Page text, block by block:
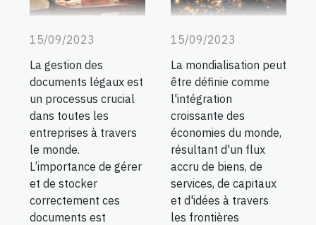
15/09/2023
La gestion des
documents légaux est
un processus crucial
dans toutes les
entreprises à travers
le monde.
L’importance de gérer
et de stocker
correctement ces
documents est
15/09/2023
La mondialisation peut
être définie comme
l'intégration
croissante des
économies du monde,
résultant d'un flux
accru de biens, de
services, de capitaux
et d'idées à travers
les frontières